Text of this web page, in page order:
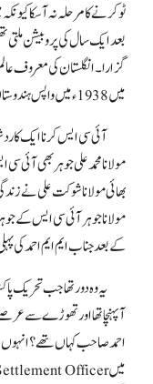
ٹو کرنے کا مرحلہ نہ آ سکا
بعد ایک سال کی پروبیشن ملتی
گزارا۔ انگلستان کی معروف
میں 1938ء میں واپس ہندوستان پہنچ گیا‘‘۔
آئی سی ایس کرنا ایک
مولانا محمد علی جوہر بھی
بھائی مولانا شوکت علی نے
مولانا جو ہر آئی سی ایس کے
کے بعد جناب ایم ایم احمد کی
یہ وہ دور تھا جب تحریک
آ پہنچا تھا اور تھوڑے سے
احمد صاحب کہا ں تھے؟ انہوں